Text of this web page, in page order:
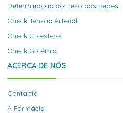
Determinação do Peso dos Bebés
Check Tensão Arterial
Check Colesterol
Check Glicémia
ACERCA DE NÓS
Contacto
A Farmácia